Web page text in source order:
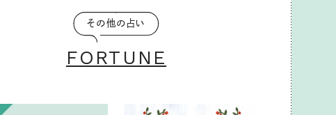
その他の占い
FORTUNE